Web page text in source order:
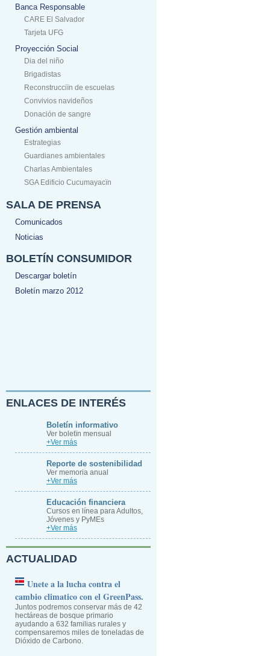
Banca Responsable
CARE El Salvador
Tarjeta UFG
Proyección Social
Dia del niño
Brigadistas
Reconstrucciïn de escuelas
Convivios navideños
Donación de sangre
Gestión ambiental
Estrategias
Guardianes ambientales
Charlas Ambientales
SGA Edificio Cucumayacïn
SALA DE PRENSA
Comunicados
Noticias
BOLETÍN CONSUMIDOR
Descargar boletín
Boletín marzo 2012
ENLACES DE INTERÉS
Boletín informativo
Ver boletïn mensual
+Ver más
Reporte de sostenibilidad
Ver memoria anual
+Ver más
Educación financiera
Cursos en línea para Adultos,
Jóvenes y PyMEs
+Ver más
ACTUALIDAD
Unete a la lucha contra el
cambio climatico con el GreenPass.
Juntos podremos conservar más de 42
hectáreas de bosque primario
ayudando a 632 familias rurales y
compensaremos miles de toneladas de
Dióxido de Carbono.